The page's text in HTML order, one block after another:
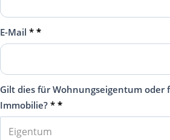
E-Mail *
Gilt dies für Wohnungseigentum oder
Immobilie? *